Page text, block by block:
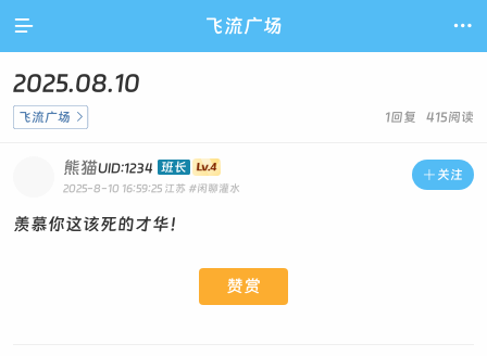
 飞流广场 
2025.08.10
1回复 415阅读
飞流广场 
 关注
熊猫UID:1234 班长
2025-8-10 16:59:25 江苏 #闲聊灌水
羡慕你这该死的才华！
赞赏